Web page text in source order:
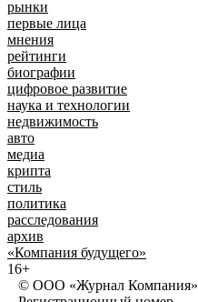
рынки
первые лица
мнения
рейтинги
биографии
цифровое развитие
наука и технологии
недвижимость
авто
медиа
крипта
стиль
политика
расследования
архив
«Компания будущего»
16+
© ООО «Журнал Компания»